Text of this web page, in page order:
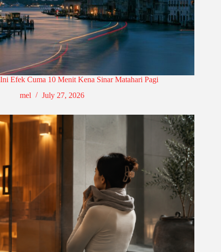
Ini Efek Cuma 10 Menit Kena Sinar Matahari Pagi
mel
July 27, 2026